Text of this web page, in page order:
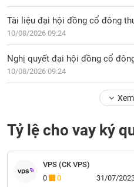
Tài liệu đại hội đồng cổ đông
10/08/2026 09:24
Nghị quyết đại hội đồng cổ
10/08/2026 09:24
Tỷ lệ cho vay ký
VPS (CK VPS)
0
0 31/07/